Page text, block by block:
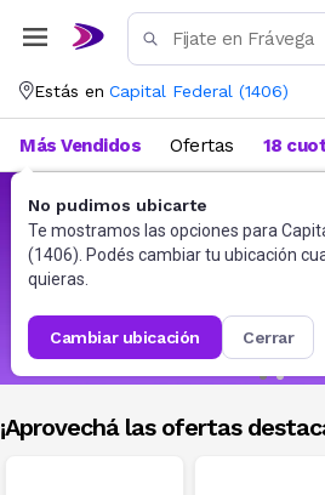
Estás en Capital Federal (1406)
No pudimos ubicarte
Te mostramos las opciones para
(1406). Podés cambiar tu ubicación
quieras.
cambiar ubicación cerrar
Más Vendidos Ofertas 18
¡Aprovechá las ofertas